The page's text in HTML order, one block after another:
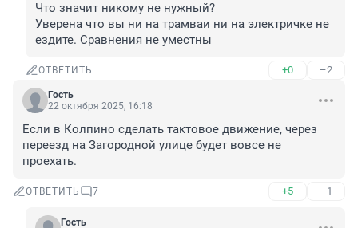
Что значит никому не нужный?
Уверена что вы ни на трамваи ни на электричке не
ездите. Сравнения не уместны
ОТВЕТИТЬ +0 –2
Гость
22 октября 2025, 16:18
Если в Колпино сделать тактовое движение, через
переезд на Загородной улице будет вовсе не
проехать.
ОТВЕТИТЬ 7 +5 –1
Гость